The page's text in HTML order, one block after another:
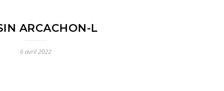
ARCACHON-L
6 avril 2022